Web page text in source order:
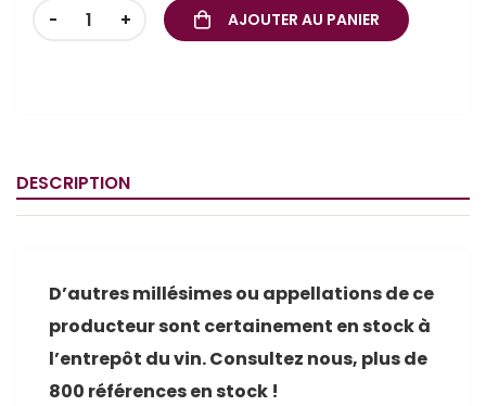
- + AJOUTER AU PANIER
DESCRIPTION
D’autres millésimes ou appellations de ce
producteur sont certainement en stock à
l’entrepôt du vin. Consultez nous, plus de
800 références en stock !